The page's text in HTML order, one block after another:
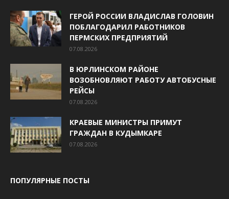
ГЕРОЙ РОССИИ ВЛАДИСЛАВ ГОЛОВИН
ПОБЛАГОДАРИЛ РАБОТНИКОВ
ПЕРМСКИХ ПРЕДПРИЯТИЙ
07.08.2026
В ЮРЛИНСКОМ РАЙОНЕ
ВОЗОБНОВЛЯЮТ РАБОТУ АВТОБУСНЫЕ
РЕЙСЫ
07.08.2026
КРАЕВЫЕ МИНИСТРЫ ПРИМУТ
ГРАЖДАН В КУДЫМКАРЕ
07.08.2026
ПОПУЛЯРНЫЕ ПОСТЫ